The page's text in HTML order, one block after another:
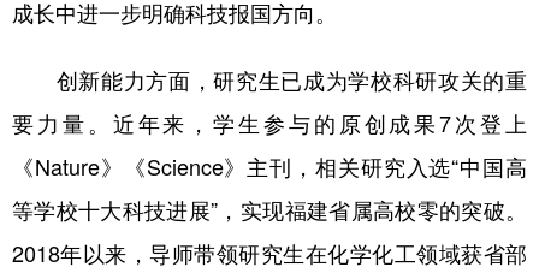
成长中进一步明确科技报国方向。
创新能力方面，研究生已成为学校科研攻关的重
要力量。近年来，学生参与的原创成果7次登上
《Nature》《Science》主刊，相关研究入选“中国高
等学校十大科技进展”，实现福建省属高校零的突破。
2018年以来，导师带领研究生在化学化工领域获省部